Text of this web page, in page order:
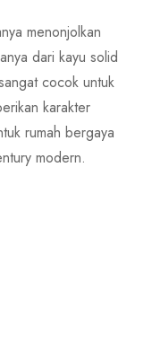
menonjolkan
dari kayu solid
cocok untuk
karakter
rumah bergaya
modern.